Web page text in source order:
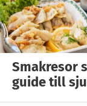
Smakresor
guide till